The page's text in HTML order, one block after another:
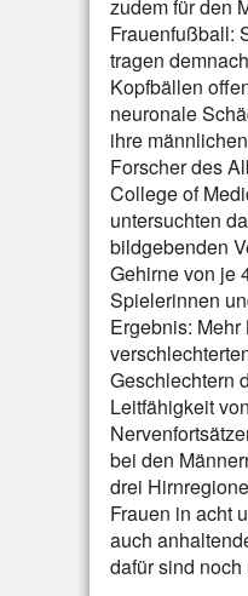
zudem für den
Frauenfußball:
tragen
Kopfbällen
neuronale
ihre
Forscher des
College of
untersuchten
bildgebenden
Gehirne von je
Spielerinnen
Ergebnis:
Geschlechtern
Leitfähigkeit von
bei den
drei
Frauen in acht
auch
dafür sind noch